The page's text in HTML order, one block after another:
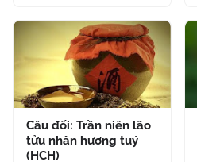
Câu đối: Trần niên lão
tửu nhân hương tuý
(HCH)